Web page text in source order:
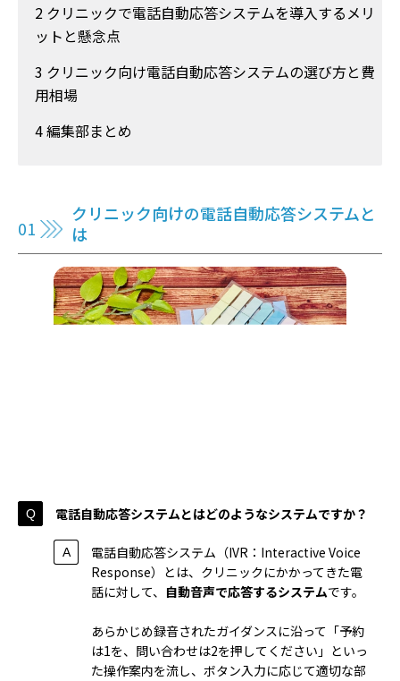
2 クリニックで電話自動応答システムを導入するメリ
ットと懸念点
3 クリニック向け電話自動応答システムの選び方と費
用相場
4 編集部まとめ
クリニック向けの電話自動応答システムと
は
電話自動応答システムとはどのようなシステムですか？
電話自動応答システム（IVR：Interactive Voice
Response）とは、クリニックにかかってきた電
話に対して、 自動音声で応答するシステムです。
あらかじめ録音されたガイダンスに沿って「予約
は1を、問い合わせは2を押してください」といっ
た操作案内を流し、ボタン入力に応じて適切な部